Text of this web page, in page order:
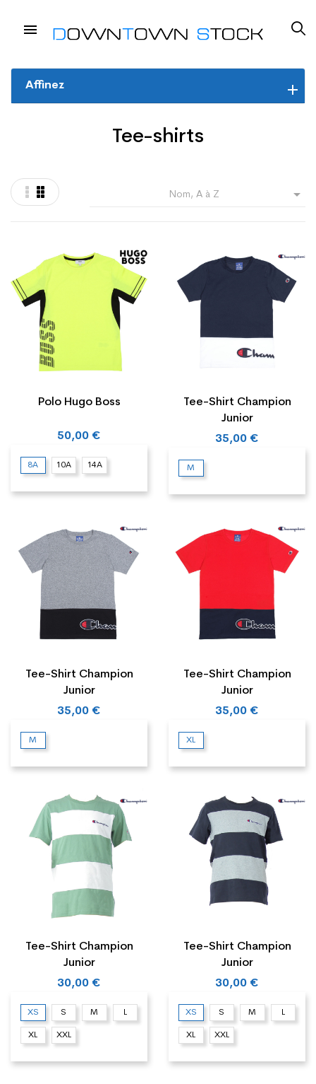
Affinez
Tee-shirts
Nom, A à Z 
Polo Hugo Boss
50,00 €
8A 10A 14A
Tee-Shirt Champion
Junior
35,00 €
M
Tee-Shirt Champion
Junior
35,00 €
M
Tee-Shirt Champion
Junior
35,00 €
XL
Tee-Shirt Champion
Junior
30,00 €
XS S M L
XL XXL
Tee-Shirt Champion
Junior
30,00 €
XS S M L
XL XXL